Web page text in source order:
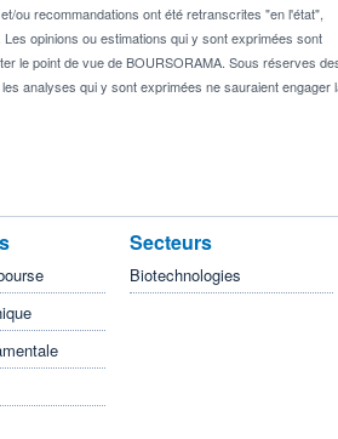
ou recommandations ont été retranscrites "en l'état",
opinions ou estimations qui y sont exprimées sont
le point de vue de BOURSORAMA. Sous réserves
analyses qui y sont exprimées ne sauraient engager
Secteurs
Biotechnologies